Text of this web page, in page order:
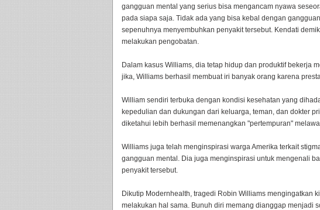
gangguan mental yang serius bisa mengancam nyawa
pada siapa saja. Tidak ada yang bisa kebal dengan
sepenuhnya menyembuhkan penyakit tersebut. Kendati
melakukan pengobatan.
Dalam kasus Williams, dia tetap hidup dan produktif bekerja
jika, Williams berhasil membuat iri banyak orang karena
William sendiri terbuka dengan kondisi kesehatan yang
kepedulian dan dukungan dari keluarga, teman, dan dokter
diketahui lebih berhasil memenangkan "pertempuran"
Williams juga telah menginspirasi warga Amerika terkait
gangguan mental. Dia juga menginspirasi untuk mengenali
penyakit tersebut.
Dikutip Modernhealth, tragedi Robin Williams mengingatkan
melakukan hal sama. Bunuh diri memang dianggap menjadi